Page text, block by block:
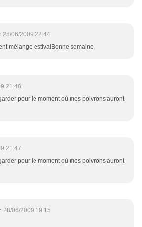
28/06/2009 22:44
mélange estivalBonne semaine
21:48
pour le moment où mes poivrons auront
21:47
pour le moment où mes poivrons auront
28/06/2009 19:15